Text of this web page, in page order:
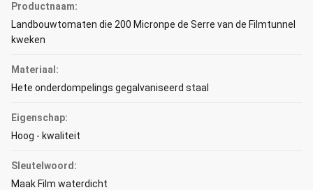
Productnaam:
Landbouwtomaten die 200 Micronpe de Serre van de Filmtunnel
kweken
Materiaal:
Hete onderdompelings gegalvaniseerd staal
Eigenschap:
Hoog - kwaliteit
Sleutelwoord:
Maak Film waterdicht